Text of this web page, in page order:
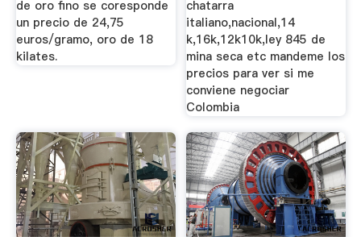
de oro fino se coresponde
un precio de 24,75
euros/gramo, oro de 18
kilates.
chatarra
italiano,nacional,14
k,16k,12k10k,ley 845 de
mina seca etc mandeme los
precios para ver si me
conviene negociar
Colombia